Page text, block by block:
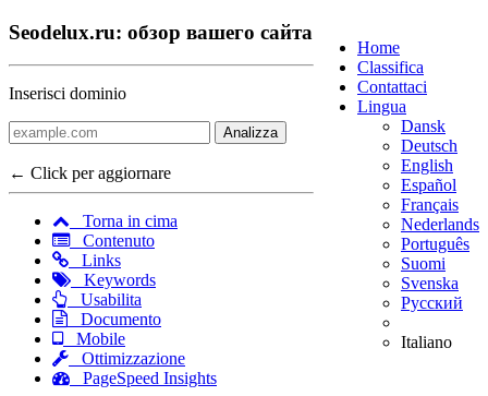
Home
Classifica
Contattaci
Lingua
Dansk
Deutsch
English
Español
Français
Nederlands
Português
Suomi
Svenska
Русский
Italiano
Seodelux.ru: обзор вашего сайта
Inserisci dominio
Analizza
← Click per aggiornare
Torna in cima
Contenuto
Links
Keywords
Usabilita
Documento
Mobile
Ottimizzazione
PageSpeed Insights